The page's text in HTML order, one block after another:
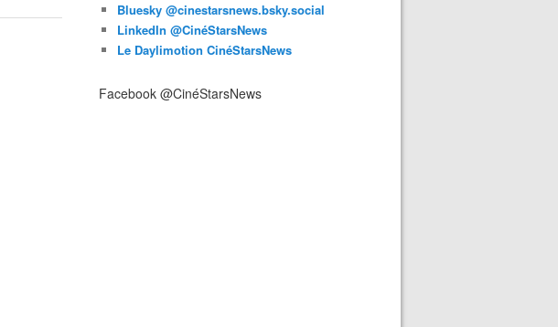
Bluesky @cinestarsnews.bsky.social‬
LinkedIn @CinéStarsNews
Le Daylimotion CinéStarsNews
Facebook @CinéStarsNews